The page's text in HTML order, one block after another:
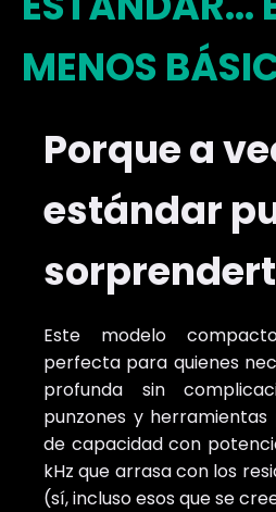
MENOS
Porque a
estándar
Este modelo
perfecta para quienes
profunda sin
punzones y herramientas
de capacidad con
kHz que arrasa con los
(sí, incluso esos que se